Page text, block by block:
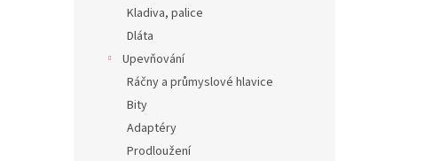
Kladiva, palice
Dláta
Upevňování
Ráčny a průmyslové hlavice
Bity
Adaptéry
Prodloužení